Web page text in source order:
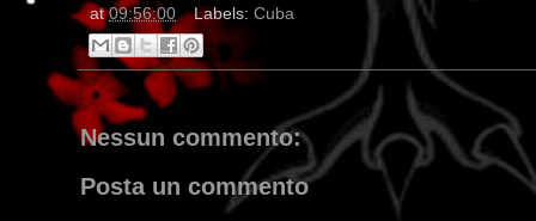
at09:56:00 Labels: Cuba
Nessun commento:
Posta un commento